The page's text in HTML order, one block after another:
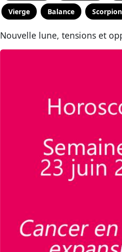
Vierge Balance Scorpion
Nouvelle lune, tensions et